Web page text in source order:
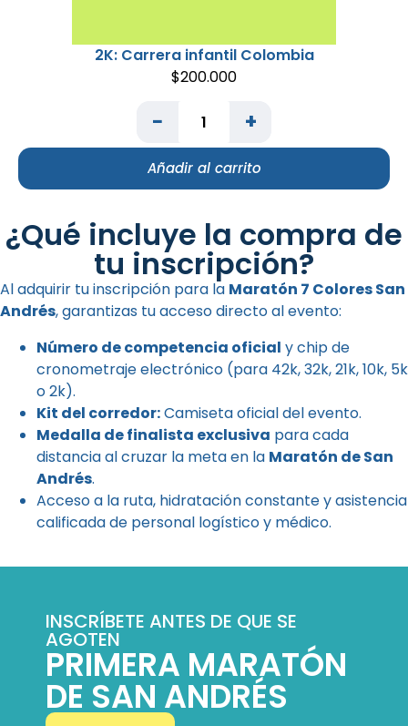
2K: Carrera infantil Colombia
$200.000
− +
Añadir al carrito
¿Qué incluye la compra de
tu inscripción?
Al adquirir tu inscripción para la Maratón 7 Colores San
Andrés, garantizas tu acceso directo al evento:
Número de competencia oficial y chip de
cronometraje electrónico (para 42k, 32k, 21k, 10k, 5k
o 2k).
Kit del corredor:Camiseta oficial del evento.
Medalla de finalista exclusiva para cada
distancia al cruzar la meta en la Maratón de San
Andrés.
Acceso a la ruta, hidratación constante y asistencia
calificada de personal logístico y médico.
INSCRÍBETE ANTES DE QUE SE
AGOTEN
PRIMERA MARATÓN
DE SAN ANDRÉS